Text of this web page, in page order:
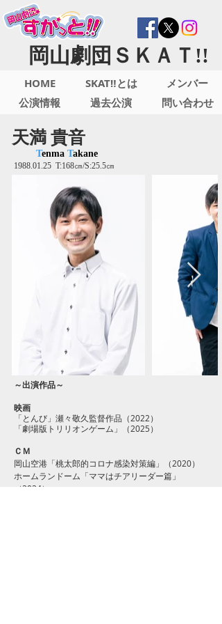
岡山劇団ＳＫＡＴ!!
HOME
公演情報
SKAT‼とは
過去公演
メンバー
問い合わせ
Tenma Takane
天満 貴音
1988.01.25 T:168㎝/S:25.5㎝
​～出演作品～
映画
「とんび」瀬々敬久監督作品（2022）
「劇場版トリリオンゲーム」（2025）
ＣＭ
​岡山空港「桃太郎的コロナ感染対策編」（2020）
​ホームランドーム「ママはチアリーダー篇」
（2024）